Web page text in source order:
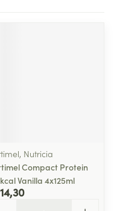
Nutricia
Compact Protein
Vanilla 4x125ml